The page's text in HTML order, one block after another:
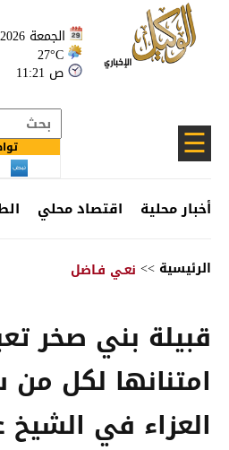
الجمعة 2026-08-07
27°C
11:21 ص
☰
أخبار محلية اقتصاد محلي
الرئيسية >> نعـي فـاضل
قبيلة بني صخر
امتنانها لكل
العزاء في الشيخ